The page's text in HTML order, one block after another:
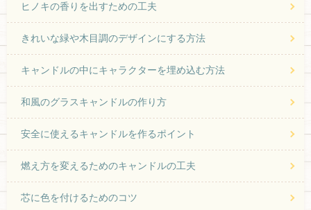
ヒノキの香りを出すための工夫
きれいな緑や木目調のデザインにする方法
キャンドルの中にキャラクターを埋め込む方法
和風のグラスキャンドルの作り方
安全に使えるキャンドルを作るポイント
燃え方を変えるためのキャンドルの工夫
芯に色を付けるためのコツ